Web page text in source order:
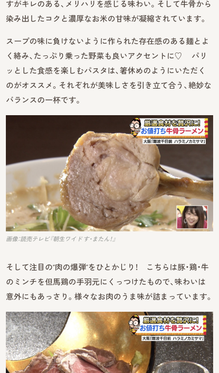
すがキレのある、メリハリを感じる味わい。そして牛骨から
染み出したコクと濃厚なお米の甘味が凝縮されています。
スープの味に負けないように作られた存在感のある麺とよ
く絡み、たっぷり乗った野菜も良いアクセントに♡ パリ
ッとした食感を楽しむパスタは、箸休めのようにいただく
のがオススメ。それぞれが美味しさを引き立て合う、絶妙な
バランスの一杯です。
画像：読売テレビ『朝生ワイド す・またん！』
そして注目の“肉の爆弾”をひとかじり！ こちらは豚・鶏・牛
のミンチを但馬鶏の手羽元にくっつけたもので、味わいは
意外にもあっさり。様々なお肉のうま味が詰まっています。